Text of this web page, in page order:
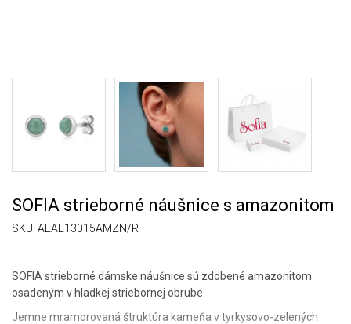
SOFIA strieborné náušnice s amazonitom
SKU: AEAE13015AMZN/R
SOFIA strieborné dámske náušnice sú zdobené amazonitom
osadeným v hladkej striebornej obrube.
Jemne mramorovaná štruktúra kameňa v tyrkysovo-zelených